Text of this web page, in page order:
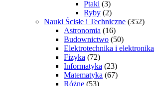
Ptaki (3)
Ryby (2)
Nauki Ścisłe i Techniczne (352)
Astronomia (16)
Budownictwo (50)
Elektrotechnika i elektronika
Fizyka (72)
Informatyka (23)
Matematyka (67)
Różne (53)